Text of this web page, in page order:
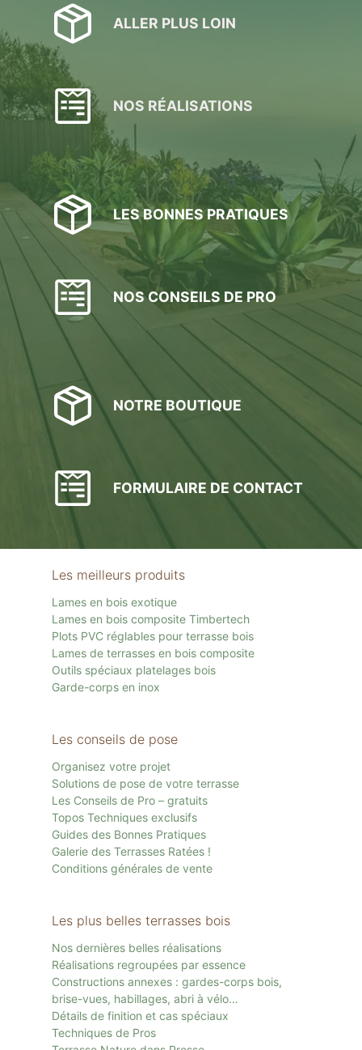
ALLER PLUS LOIN
NOS RÉALISATIONS
LES BONNES PRATIQUES
NOS CONSEILS DE PRO
NOTRE BOUTIQUE
FORMULAIRE DE CONTACT
Les meilleurs produits
Lames en bois exotique
Lames en bois composite Timbertech
Plots PVC réglables pour terrasse bois
Lames de terrasses en bois composite
Outils spéciaux platelages bois
Garde-corps en inox
Les conseils de pose
Organisez votre projet
Solutions de pose de votre terrasse
Les Conseils de Pro – gratuits
Topos Techniques exclusifs
Guides des Bonnes Pratiques
Galerie des Terrasses Ratées !
Conditions générales de vente
Les plus belles terrasses bois
Nos dernières belles réalisations
Réalisations regroupées par essence
Constructions annexes : gardes-corps bois,
brise-vues, habillages, abri à vélo…
Détails de finition et cas spéciaux
Techniques de Pros